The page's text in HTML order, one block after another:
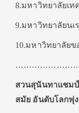
8.มหาวิทยาลัยเท
9.มหาวิทยาลัยนเ
10.มหาวิทยาลัย
สวนสุนันทาแชม
สมัย อันดับโลกพุ่